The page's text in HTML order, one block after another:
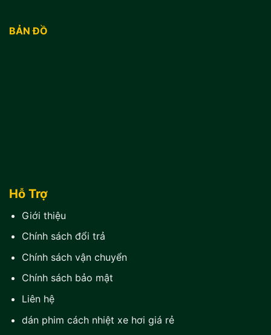
BẢN ĐỒ
Hỗ Trợ
Giới thiệu
Chính sách đổi trả
Chính sách vận chuyển
Chính sách bảo mật
Liên hệ
dán phim cách nhiệt xe hơi giá rẻ